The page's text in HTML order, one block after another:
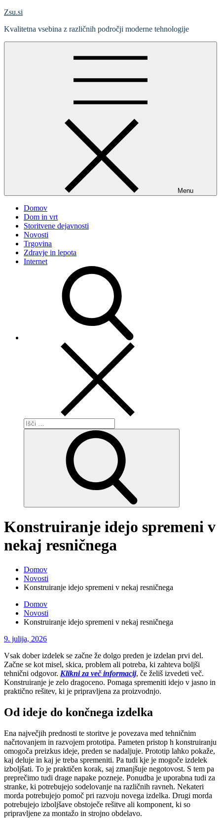
Skip
content
Zsu.si
Kvalitetna vsebina z različnih področji moderne tehnologije
Menu
Domov
Dom in vrt
Storitvene dejavnosti
Novosti
Trgovina
Zdravje in lepota
Internet
Išči:
Konstruiranje idejo spremeni v
nekaj resničnega
Domov
Novosti
Konstruiranje idejo spremeni v nekaj resničnega
Domov
Novosti
Konstruiranje idejo spremeni v nekaj resničnega
Posted
9. julija, 2026
Vsak dober izdelek se začne že dolgo preden je izdelan prvi del.
Začne se kot misel, skica, problem ali potreba, ki zahteva boljši
tehnični odgovor. Klikni za več informacij, če želiš izvedeti več.
Konstruiranje je zelo dragoceno. Pomaga spremeniti idejo v jasno in
praktično rešitev, ki je pripravljena za proizvodnjo.
Od ideje do končnega izdelka
Ena največjih prednosti te storitve je povezava med tehničnim
načrtovanjem in razvojem prototipa. Pameten pristop h konstruiranju
omogoča preizkus ideje, preden se nadaljuje. Prototip lahko pokaže,
kaj deluje in kaj je treba spremeniti. Pa tudi kje je mogoče izdelek
izboljšati. To je praktičen korak, saj zmanjšuje negotovost. S tem pa
preprečimo tudi drage napake pozneje. Ponudba je uporabna tudi za
stranke, ki potrebujejo sodelovanje na različnih ravneh. Nekateri
morda potrebujejo pomoč pri razvoju novega izdelka. Drugi morda
potrebujejo izboljšave obstoječe rešitve ali komponent, ki so
pripravljene za montažo in strojno obdelavo.